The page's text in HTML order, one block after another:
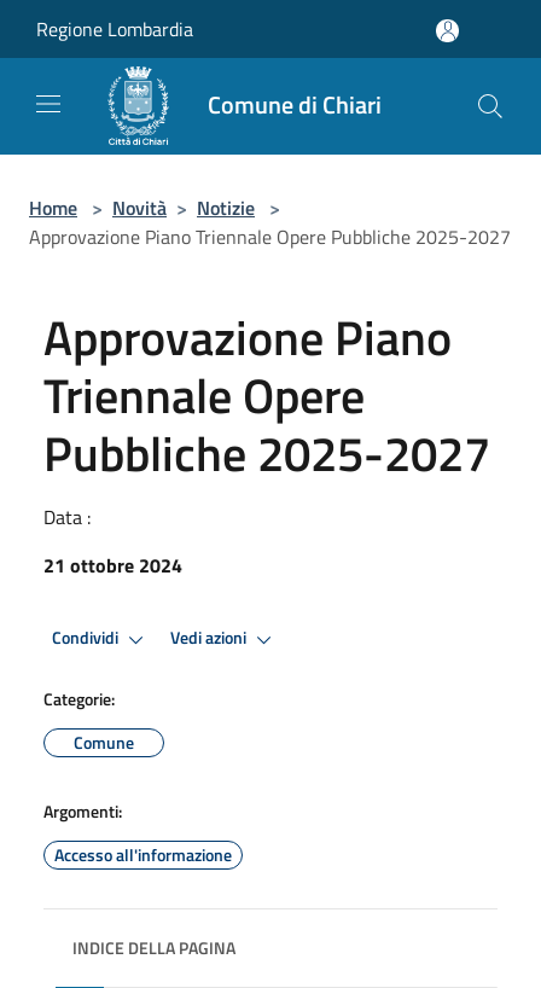
Regione Lombardia
Comune di Chiari
Home > Novità > Notizie >
Approvazione Piano Triennale Opere Pubbliche 2025-2027
Approvazione Piano
Triennale Opere
Pubbliche 2025-2027
Data :
21 ottobre 2024
Condividi Vedi azioni
Categorie:
Comune
Argomenti:
Accesso all'informazione
INDICE DELLA PAGINA